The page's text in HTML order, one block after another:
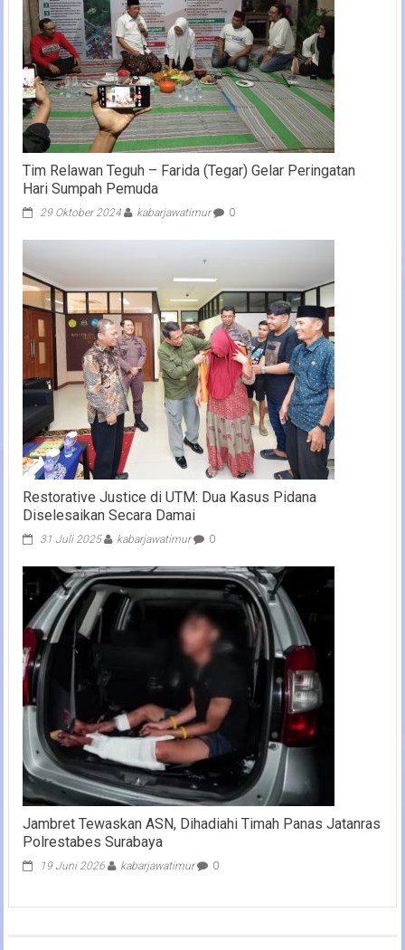
Tim Relawan Teguh – Farida (Tegar) Gelar Peringatan
Hari Sumpah Pemuda
29 Oktober 2024 kabarjawatimur 0
Restorative Justice di UTM: Dua Kasus Pidana
Diselesaikan Secara Damai
31 Juli 2025 kabarjawatimur 0
Jambret Tewaskan ASN, Dihadiahi Timah Panas Jatanras
Polrestabes Surabaya
19 Juni 2026 kabarjawatimur 0